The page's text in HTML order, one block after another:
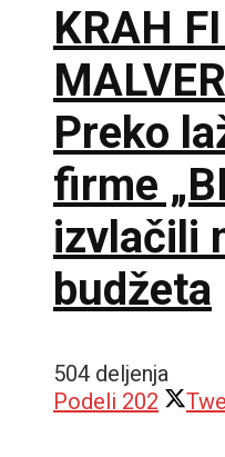
KRAH
Preko
firme
izvlačili
budžeta
504 deljenja
Podeli 202